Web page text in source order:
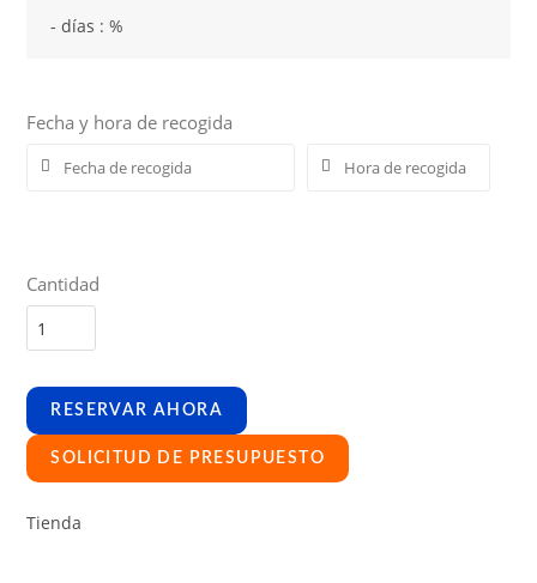
- días :%
Fecha y hora de recogida
Cantidad
RESERVAR AHORA
SOLICITUD DE PRESUPUESTO
Tienda